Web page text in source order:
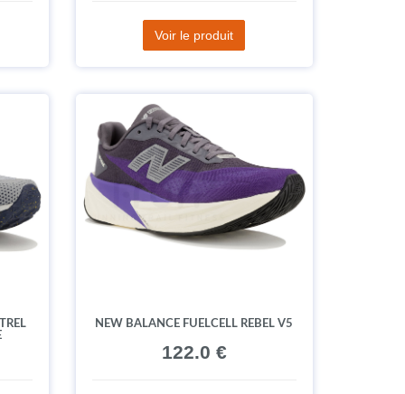
Voir le produit
NEW BALANCE FUELCELL REBEL V5
122.0 €